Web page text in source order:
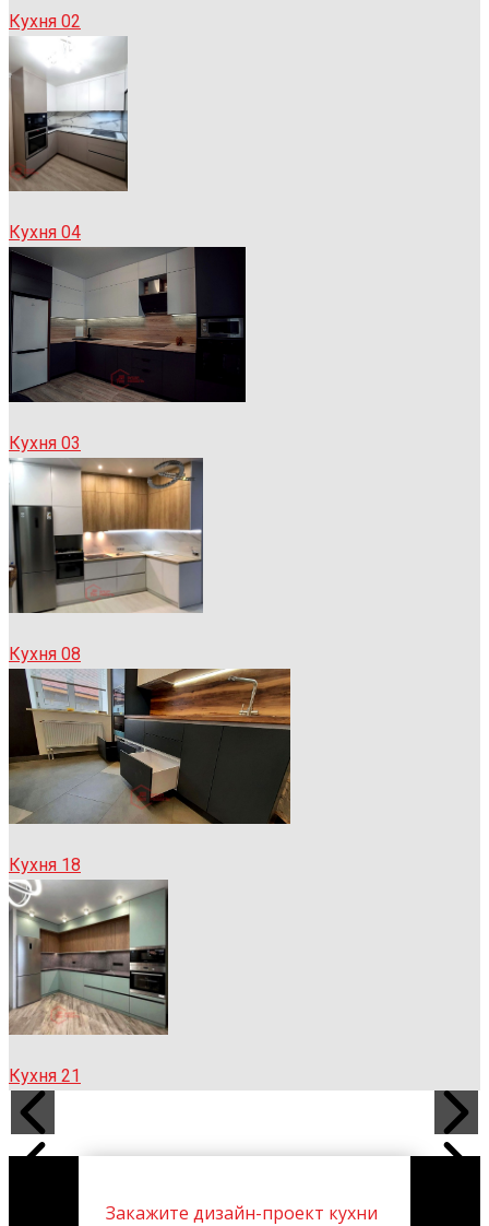
Кухня 02
Кухня 04
Кухня 03
Кухня 08
Кухня 18
Кухня 21
Закажите дизайн-проект кухни